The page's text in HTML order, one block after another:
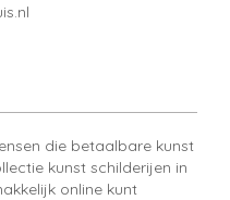
die betaalbare kunst
kunst schilderijen in
online kunt